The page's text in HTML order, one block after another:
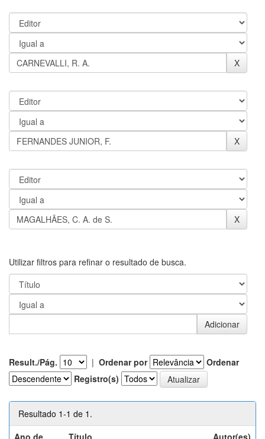
Utilizar filtros para refinar o resultado de busca.
Result./Pág. | Ordenar por
Ordenar
Registro(s)
Resultado 1-1 de 1.
Ano de
Título Autor(es)